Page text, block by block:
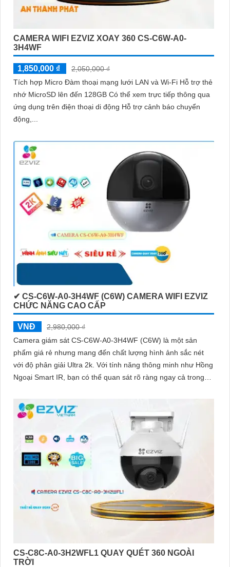
CAMERA WIFI EZVIZ XOAY 360 CS-C6W-A0-
3H4WF
1,850,000 ₫
2,050,000 ₫
Tích hợp Micro Đàm thoại mạng lưới LAN và Wi-Fi Hỗ trợ thẻ
nhớ MicroSD lên đến 128GB Có thể xem trực tiếp thông qua
ứng dụng trên điện thoại di động Hỗ trợ cảnh báo chuyển
động,...
✔ CS-C6W-A0-3H4WF (C6W) CAMERA WIFI EZVIZ
CHỨC NĂNG CAO CẤP
VNĐ
2,980,000 ₫
Camera giám sát CS-C6W-A0-3H4WF (C6W) là một sản
phẩm giá rẻ nhưng mang đến chất lượng hình ảnh sắc nét
với độ phân giải Ultra 2k. Với tính năng thông minh như Hồng
Ngoại Smart IR, bạn có thể quan sát rõ ràng ngay cả trong
CS-C8C-A0-3H2WFL1 QUAY QUÉT 360 NGOÀI
TRỜI